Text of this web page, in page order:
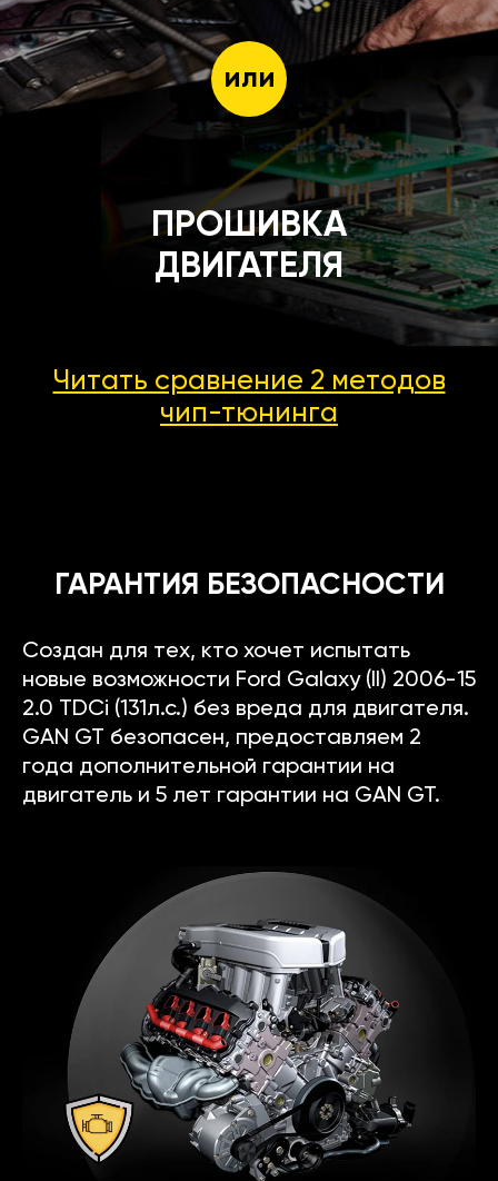
или
ПРОШИВКА
ДВИГАТЕЛЯ
Читать сравнение 2 методов
чип-тюнинга
ГАРАНТИЯ БЕЗОПАСНОСТИ
Создан для тех, кто хочет испытать
новые возможности Ford Galaxy (II) 2006-15
2.0 TDCi (131л.с.) без вреда для двигателя.
GAN GT безопасен, предоставляем 2
года дополнительной гарантии на
двигатель и 5 лет гарантии на GAN GT.